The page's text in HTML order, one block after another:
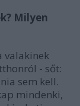
Milyen
valakinek
- sőt:
sem kell.
mindenki,